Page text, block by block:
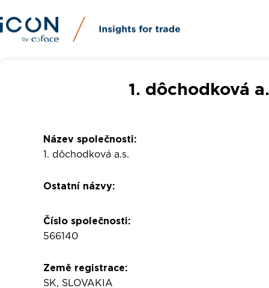
1. dôchodková
Název společnosti:
1. dôchodková a.s.
Ostatní názvy:
Číslo společnosti:
566140
Země registrace:
SK, SLOVAKIA